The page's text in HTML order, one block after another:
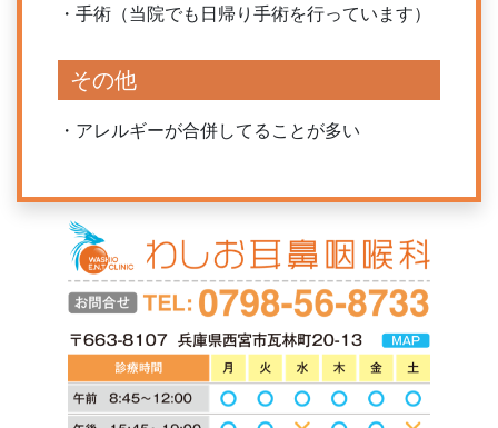
・手術（当院でも日帰り手術を行っています）
その他
・アレルギーが合併してることが多い